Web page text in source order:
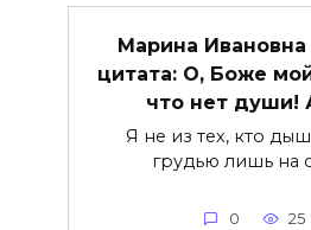
Марина Ивановна
цитата: О, Боже
что нет души!
Я не из тех, кто
грудью лишь на
0 25